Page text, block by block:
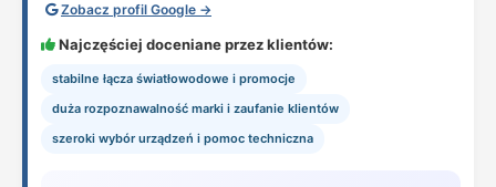
Zobacz profil Google →
Najczęściej doceniane przez klientów:
stabilne łącza światłowodowe i promocje
duża rozpoznawalność marki i zaufanie klientów
szeroki wybór urządzeń i pomoc techniczna